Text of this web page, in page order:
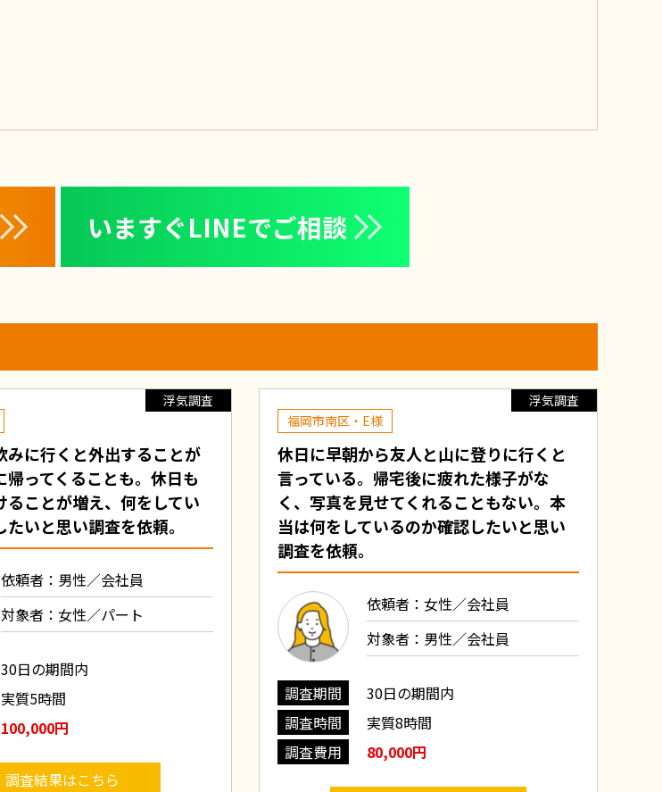
いますぐLINEでご相談
浮気調査
みに行くと外出することが
帰ってくることも。休日も
ることが増え、何をしてい
いと思い調査を依頼。
依頼者：男性／会社員
対象者：女性／パート
30日の期間内
実質5時間
100,000円
調査結果はこちら
浮気調査
福岡市南区・E様
休日に早朝から友人と山に登りに行くと
言っている。帰宅後に疲れた様子がな
く、写真を見せてくれることもない。本
当は何をしているのか確認したいと思い
調査を依頼。
依頼者：女性／会社員
対象者：男性／会社員
調査期間
30日の期間内
調査時間
実質8時間
調査費用
80,000円